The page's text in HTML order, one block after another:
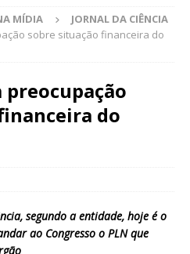
MÍDIA
JORNAL DA CIÊNCIA
sobre situação financeira do
preocupação
do
segundo a entidade, hoje é o
ao Congresso o PLN que